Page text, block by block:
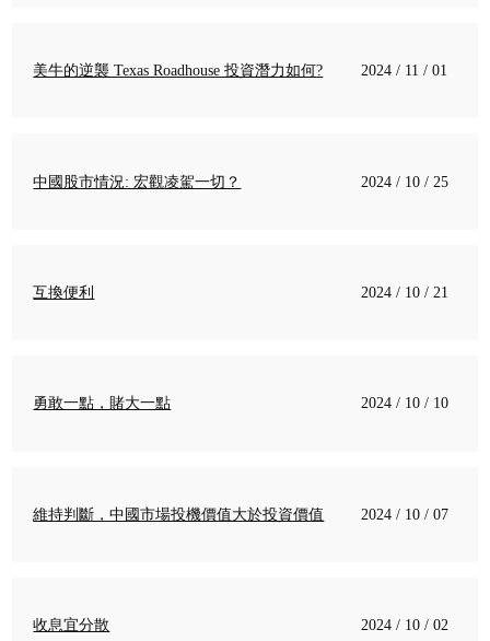
美牛的逆襲 Texas Roadhouse 投資潛力如何? 2024 / 11 / 01
中國股市情況: 宏觀凌駕一切？ 2024 / 10 / 25
互換便利 2024 / 10 / 21
勇敢一點，賭大一點 2024 / 10 / 10
維持判斷，中國市場投機價值大於投資價值 2024 / 10 / 07
收息宜分散 2024 / 10 / 02